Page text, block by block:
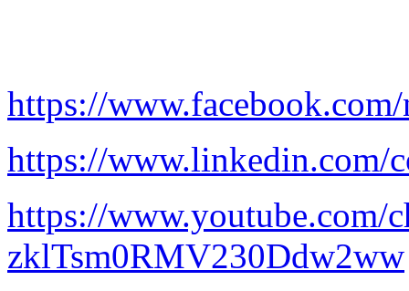
https://
https://www.linkedin.com/
https://www.youtube.com/
zklTsm0RMV230Ddw2ww